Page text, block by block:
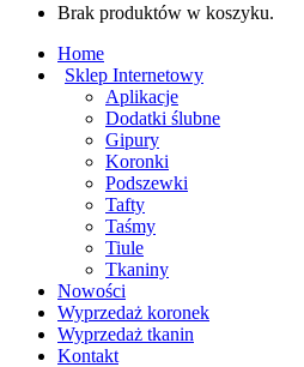
Brak produktów w koszyku.
Home
Sklep Internetowy
Aplikacje
Dodatki ślubne
Gipury
Koronki
Podszewki
Tafty
Taśmy
Tiule
Tkaniny
Nowości
Wyprzedaż koronek
Wyprzedaż tkanin
Kontakt